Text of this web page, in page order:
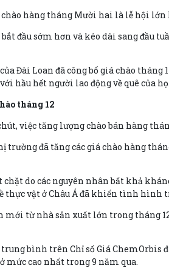
chào hàng tháng Mười hai là lễ hội
đầu sớm hơn và kéo dài sang đầu
Đài Loan đã công bố giá chào
hầu hết người lao động về quê của họ.
tháng 12
việc tăng lượng chào bán hàng
đã tăng các giá chào hàng
do các nguyên nhân bất khả
thực vật ở Châu Á đã khiến tình hình
mới từ nhà sản xuất lớn trong tháng
bình trên Chỉ số Giá ChemOrbis
ở mức cao nhất trong 9 năm qua.